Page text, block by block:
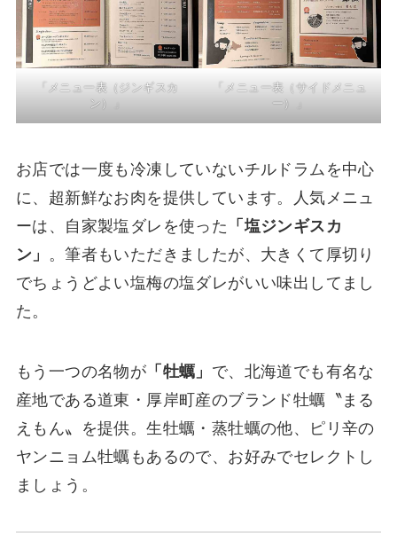
「メニュー表（ジンギスカ
ン）」
「メニュー表（サイドメニュ
ー）」
お店では一度も冷凍していないチルドラムを中心
に、超新鮮なお肉を提供しています。人気メニュ
ーは、自家製塩ダレを使った 「塩ジンギスカ
ン」 。筆者もいただきましたが、大きくて厚切り
でちょうどよい塩梅の塩ダレがいい味出してまし
た。
もう一つの名物が 「牡蠣」 で、北海道でも有名な
産地である道東・厚岸町産のブランド牡蠣〝まる
えもん〟を提供。生牡蠣・蒸牡蠣の他、ピリ辛の
ヤンニョム牡蠣もあるので、お好みでセレクトし
ましょう。